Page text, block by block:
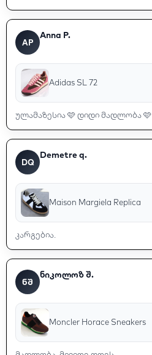
AP
Anna P.
Adidas SL 72
ულამაზესია 🩷 დიდი მადლობა 🩷
DQ
Demetre q.
Maison Margiela Replica
კარგებია.
ᲜᲨ
ნიკოლოზ შ.
Moncler Horace Sneakers